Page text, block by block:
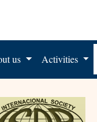
us Activities